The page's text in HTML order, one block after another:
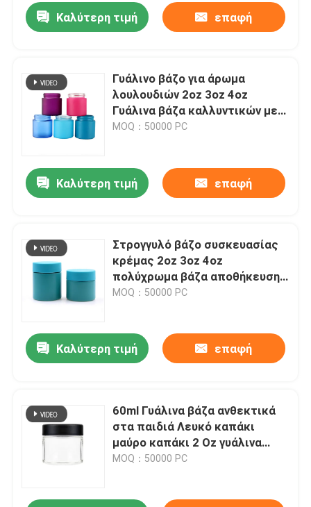
Καλύτερη τιμή επαφή
Γυάλινο βάζο για άρωμα
λουλουδιών 2oz 3oz 4oz
Γυάλινα βάζα καλλυντικών με
καπάκι
MOQ：50000 PC
Καλύτερη τιμή επαφή
Στρογγυλό βάζο συσκευασίας
κρέμας 2oz 3oz 4oz
πολύχρωμα βάζα αποθήκευσης
Γυάλινο γυάλινο βάζο
MOQ：50000 PC
Καλύτερη τιμή επαφή
60ml Γυάλινα βάζα ανθεκτικά
στα παιδιά Λευκό καπάκι
μαύρο καπάκι 2 Oz γυάλινα
βάζα με καπάκι Γυάλινα
MOQ：50000 PC